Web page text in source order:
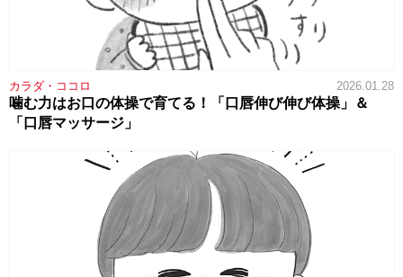
カラダ・ココロ 2026.01.28
噛む力はお口の体操で育てる！「口唇伸び伸び体操」＆
「口唇マッサージ」